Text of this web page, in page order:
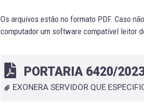
Os arquivos estão no formato PDF. Caso
computador um software compatível leitor
PORTARIA 6420/